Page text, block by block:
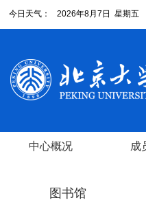
今日天气： 2026年8月7日 星期五
中心概况 成
图书馆